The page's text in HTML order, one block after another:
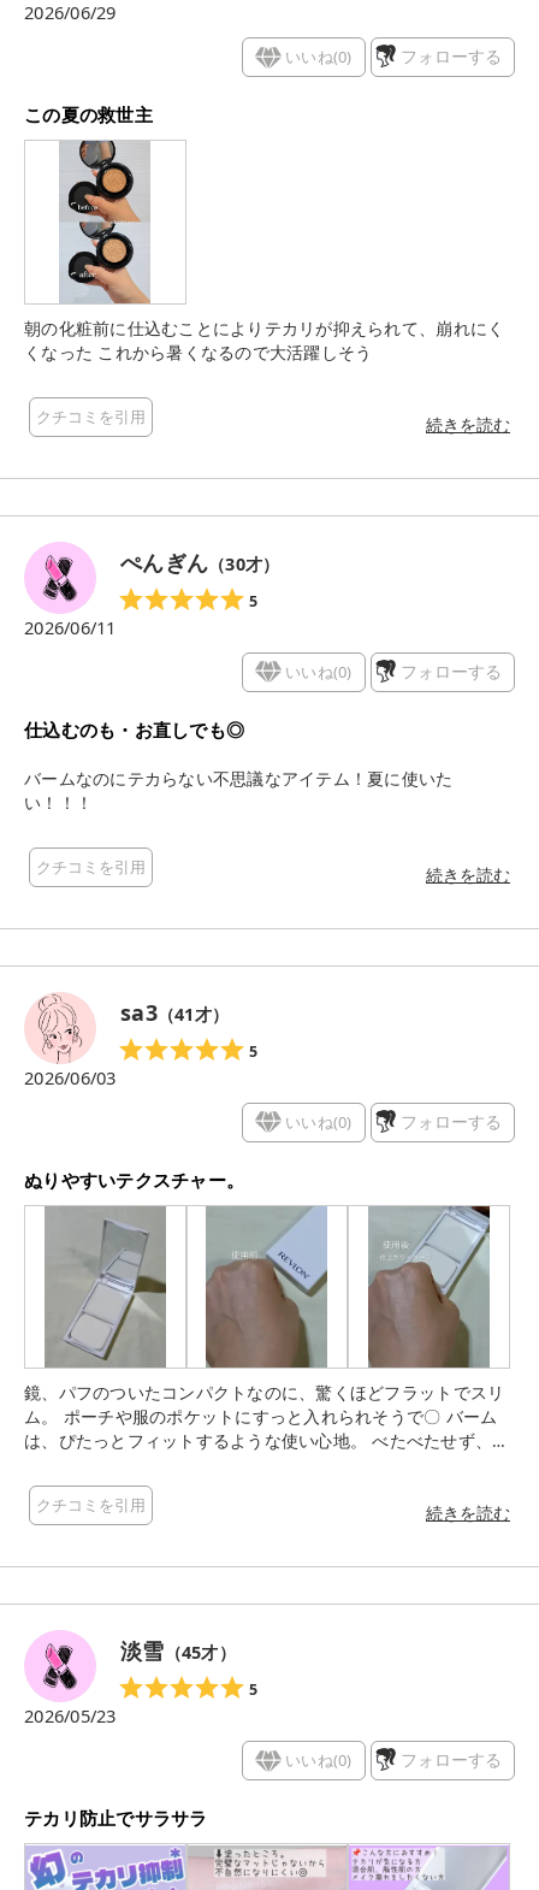
を抑える用にも使えます。 ＜朝：メイク下地に＞ ・メイク下地
として使えば、皮脂を吸収して一日中テカリを抑えます* ・ソ
フトフォーカス効果で、毛穴や肌の凹凸が目立たない肌に* ＜
た後、スポンジでやさしくタップすれば、瞬時にマットな仕上
がりに！ ・バームひと塗りで、メイクしたてのような毛穴レス
* ・サラサラな肌に ２．バームなのに驚きの「サラサラ」質感
肌に乗せた瞬間、バームがサラサラに変化。 ソフトフォーカス
効果で、毛穴や凹凸をフラットに見せます*。 3. 持ち運びに特
化したスペック ポーチに入る薄型コンパクト＆ミラー スポンジ
付き 無香料で場所を選ばず使いやすいです。 4. 全顔への使用
部分使いでも、全顔でも使用できます。 *メイクアップ効果に
よる 【PR】 #アンチシャインバーム #レブロン #幻のテカリ抑
制バーム
2026/06/29
いいね(0) フォローする
この夏の救世主
朝の化粧前に仕込むことによりテカリが抑えられて、崩れにく
くなった これから暑くなるので大活躍しそう
クチコミを引用 続きを読む
ぺんぎん （30才）
5
2026/06/11
いいね(0) フォローする
仕込むのも・お直しでも◎
バームなのにテカらない不思議なアイテム！夏に使いた
い！！！
クチコミを引用 続きを読む
sa3（41 才）
5
2026/06/03
いいね(0) フォローする
ぬりやすいテクスチャー。
鏡、パフのついたコンパクトなのに、驚くほどフラットでスリ
ム。 ポーチや服のポケットにすっと入れられそうで〇 バーム
は、ぴたっとフィットするような使い心地。 べたべたせず、T
ースメイクアイテムとも合わせやすい。 こちらのバームを塗布
すると、テカリやすいTゾーンがさらっとするような使い心地。
す。 薄くコンパクトなサイズなので、お出かけ時の持ち運びに
節になってきたので嬉しいアイテムです。
クチコミを引用 続きを読む
淡雪 （45才）
5
2026/05/23
いいね(0) フォローする
テカリ防止でサラサラ